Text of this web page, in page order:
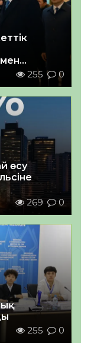
255 0
өсу
269 0
255 0